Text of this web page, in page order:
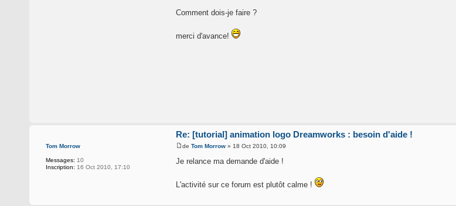
Comment dois-je faire ?
merci d'avance!
Tom Morrow
Messages: 10
Inscription: 16 Oct 2010, 17:10
Re: [tutorial] animation logo Dreamworks : besoin d'aide !
de Tom Morrow » 18 Oct 2010, 10:09
Je relance ma demande d'aide !
L'activité sur ce forum est plutôt calme !